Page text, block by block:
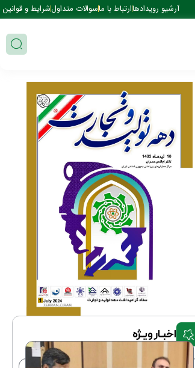
آرشیو رویدادهاارتباط با ماسوالات متداولشرایط و قوانین
اخبـار ویـژه